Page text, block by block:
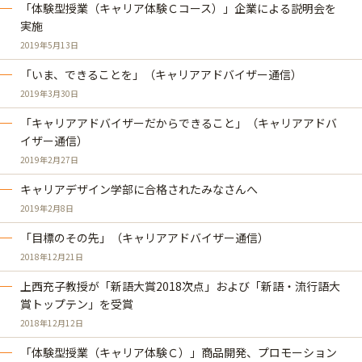
「体験型授業（キャリア体験Ｃコース）」企業による説明会を
実施
2019年5月13日
「いま、できることを」（キャリアアドバイザー通信）
2019年3月30日
「キャリアアドバイザーだからできること」（キャリアアドバ
イザー通信）
2019年2月27日
キャリアデザイン学部に合格されたみなさんへ
2019年2月8日
「目標のその先」（キャリアアドバイザー通信）
2018年12月21日
上西充子教授が「新語大賞2018次点」および「新語・流行語大
賞トップテン」を受賞
2018年12月12日
「体験型授業（キャリア体験Ｃ）」商品開発、プロモーション